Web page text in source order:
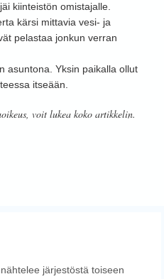
kiinteistön omistajalle.
kärsi mittavia vesi- ja
pelastaa jonkun verran
asuntona. Yksin paikalla ollut
itseään.
voit lukea koko artikkelin.
järjestöstä toiseen